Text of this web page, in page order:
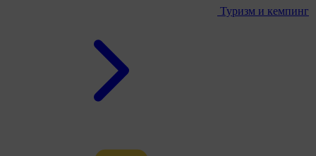
Туризм и кемпинг